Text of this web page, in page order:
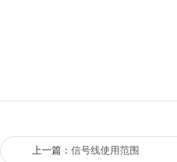
上一篇： 信号线使用范围